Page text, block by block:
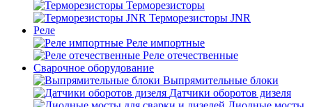
Терморезисторы
Терморезисторы JNR
Реле
Реле импортные
Реле отечественные
Сварочное оборудование
Выпрямительные блоки
Датчики оборотов дизеля